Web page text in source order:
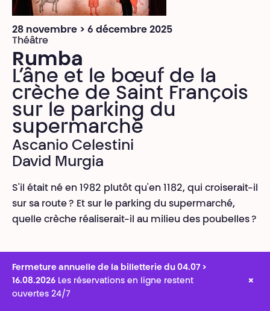
28 novembre > 6 décembre 2025
Théâtre
Rumba
L’âne et le bœuf de la
crèche de Saint François
sur le parking du
supermarché
Ascanio Celestini
David Murgia
S'il était né en 1982 plutôt qu'en 1182, qui croiserait-il
sur sa route ? Et sur le parking du supermarché,
quelle crèche réaliserait-il au milieu des poubelles ?
Fermeture annuelle de la billetterie du 04.07 >
16.08.2026 Les réservations en ligne restent
ouvertes 24/7
×